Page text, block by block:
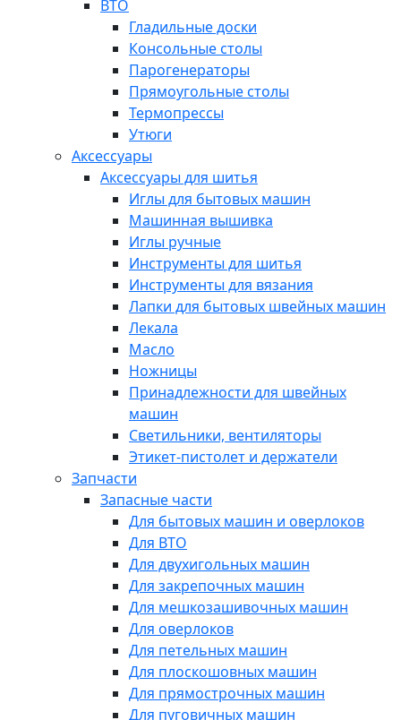
ВТО
Гладильные доски
Консольные столы
Парогенераторы
Прямоугольные столы
Термопрессы
Утюги
Аксессуары
Аксессуары для шитья
Иглы для бытовых машин
Машинная вышивка
Иглы ручные
Инструменты для шитья
Инструменты для вязания
Лапки для бытовых швейных машин
Лекала
Масло
Ножницы
Принадлежности для швейных
машин
Светильники, вентиляторы
Этикет-пистолет и держатели
Запчасти
Запасные части
Для бытовых машин и оверлоков
Для ВТО
Для двухигольных машин
Для закрепочных машин
Для мешкозашивочных машин
Для оверлоков
Для петельных машин
Для плоскошовных машин
Для прямострочных машин
Для пуговичных машин